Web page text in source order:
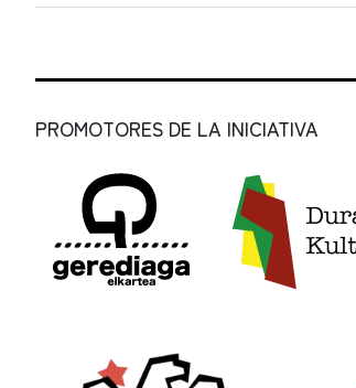
PROMOTORES DE LA INICIATIVA